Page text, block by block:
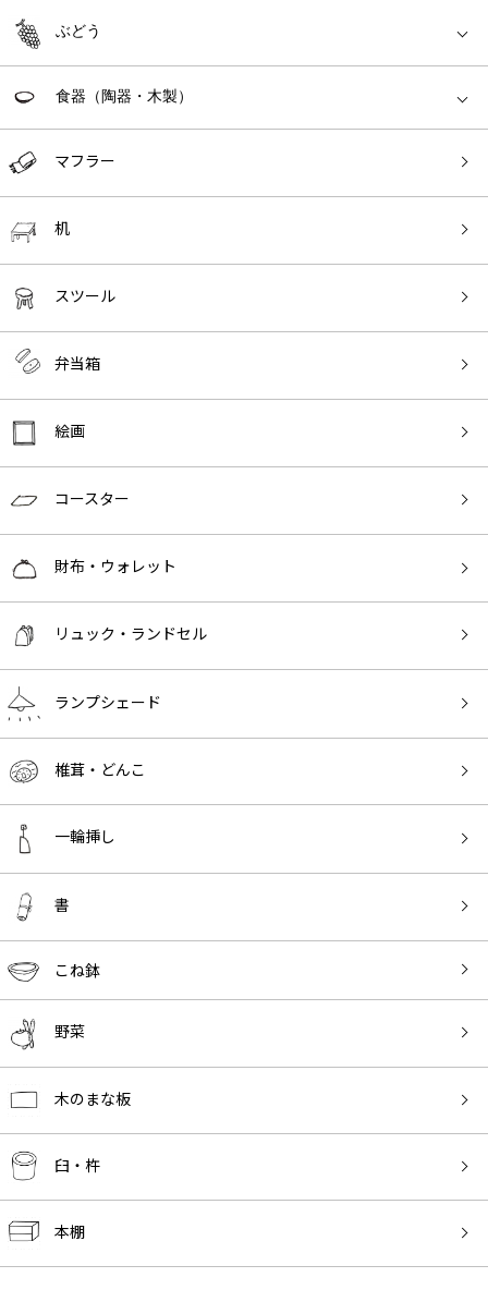
ぶどう
食器（陶器・木製）
マフラー
机
スツール
弁当箱
絵画
コースター
財布・ウォレット
リュック・ランドセル
ランプシェード
椎茸・どんこ
一輪挿し
書
こね鉢
野菜
木のまな板
臼・杵
本棚